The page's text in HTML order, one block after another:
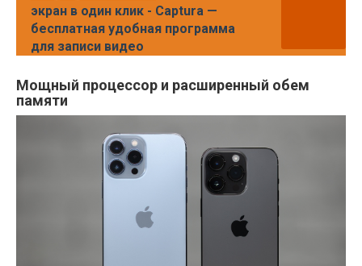
экран в один клик - Captura —
бесплатная удобная программа
для записи видео
Мощный процессор и расширенный обем
памяти